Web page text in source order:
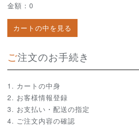
金額：0
カートの中を見る
ご注文のお手続き
カートの中身
お客様情報登録
お支払い・配送の指定
ご注文内容の確認